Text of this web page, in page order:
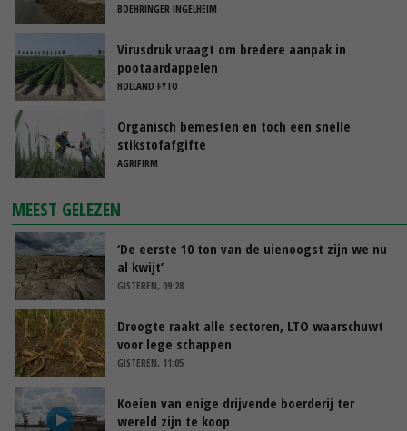
BOEHRINGER INGELHEIM
Virusdruk vraagt om bredere aanpak in
pootaardappelen
HOLLAND FYTO
Organisch bemesten en toch een snelle
stikstofafgifte
AGRIFIRM
MEEST GELEZEN
‘De eerste 10 ton van de uienoogst zijn we nu
al kwijt’
GISTEREN, 09:28
Droogte raakt alle sectoren, LTO waarschuwt
voor lege schappen
GISTEREN, 11:05
Koeien van enige drijvende boerderij ter
wereld zijn te koop